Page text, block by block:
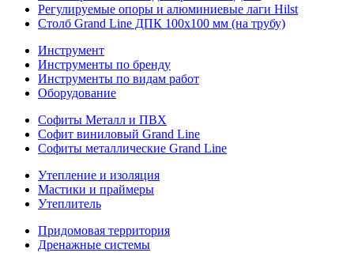
Регулируемые опоры и алюминиевые лаги Hilst
Столб Grand Line ДПК 100х100 мм (на трубу)
Инструмент
Инструменты по бренду
Инструменты по видам работ
Оборудование
Софиты Металл и ПВХ
Софит виниловый Grand Line
Софиты металлические Grand Line
Утепление и изоляция
Мастики и праймеры
Утеплитель
Придомовая территория
Дренажные системы